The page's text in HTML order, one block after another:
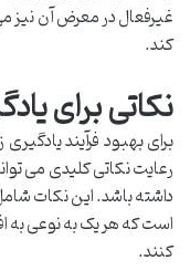
غیرفعال در معرض آن نیز
کند.
نکاتی برای
برای بهبود فرآیند
رعایت نکاتی کلیدی می
داشته باشد. این نکات
است که هر یک به نوعی به
کنند.